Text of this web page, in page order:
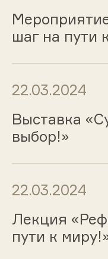
шаг на пути
22.03.2024
Выставка
выбор!»
22.03.2024
Лекция
пути к